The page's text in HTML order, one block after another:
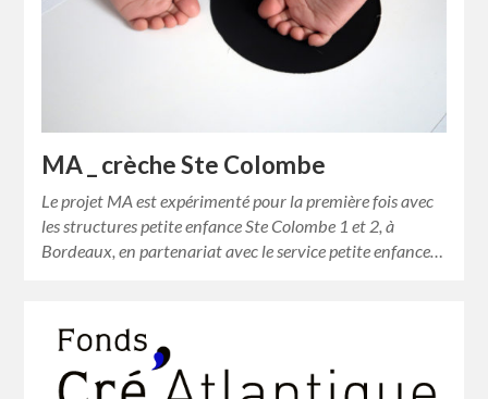
MA _ crèche Ste Colombe
Le projet MA est expérimenté pour la première fois avec
les structures petite enfance Ste Colombe 1 et 2, à
Bordeaux, en partenariat avec le service petite enfance…